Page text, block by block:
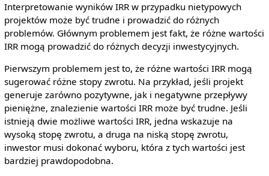
Interpretowanie wyników IRR w przypadku nietypowych
projektów może być trudne i prowadzić do różnych
problemów. Głównym problemem jest fakt, że różne wartości
IRR mogą prowadzić do różnych decyzji inwestycyjnych.
Pierwszym problemem jest to, że różne wartości IRR mogą
sugerować różne stopy zwrotu. Na przykład, jeśli projekt
generuje zarówno pozytywne, jak i negatywne przepływy
pieniężne, znalezienie wartości IRR może być trudne. Jeśli
istnieją dwie możliwe wartości IRR, jedna wskazuje na
wysoką stopę zwrotu, a druga na niską stopę zwrotu,
inwestor musi dokonać wyboru, która z tych wartości jest
bardziej prawdopodobna.